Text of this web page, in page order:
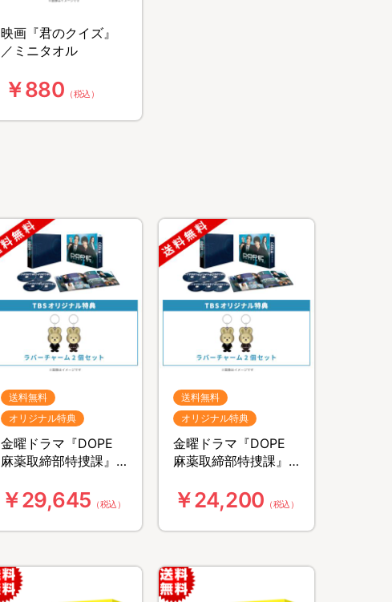
映画『君のクイズ』
／ミニタオル
￥880 （税込）
送料無料
オリジナル特典
金曜ドラマ『DOPE
麻薬取締部特捜課』
オリジナル特典付
き・送料無料・4枚
組）
￥29,645 （税込）
送料無料
オリジナル特典
金曜ドラマ『DOPE
麻薬取締部特捜課』
リジナル特典付き・
送料無料・6枚組）
￥24,200 （税込）